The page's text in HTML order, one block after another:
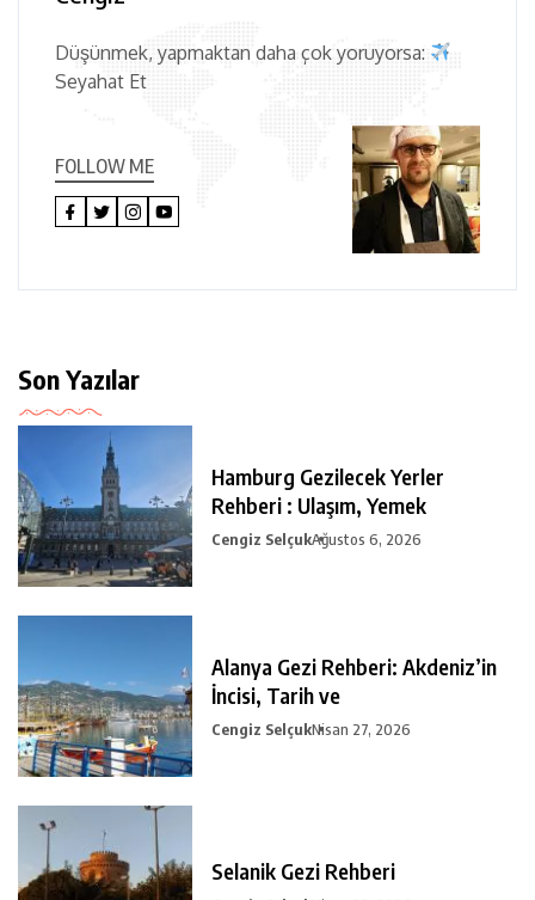
Düşünmek, yapmaktan daha çok yoruyorsa:
Seyahat Et
FOLLOW ME
Son Yazılar
Hamburg Gezilecek Yerler
Rehberi : Ulaşım, Yemek
Cengiz SelçukAğustos 6, 2026
Alanya Gezi Rehberi: Akdeniz’in
İncisi, Tarih ve
Cengiz SelçukNisan 27, 2026
Selanik Gezi Rehberi